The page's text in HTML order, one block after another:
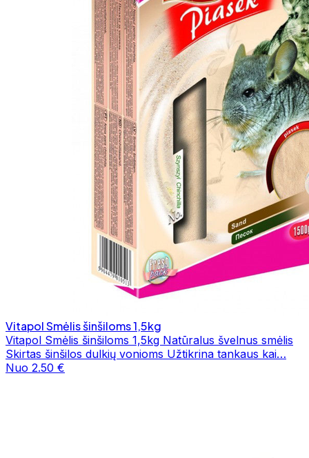
Vitapol Smėlis šinšiloms 1,5kg
Vitapol Smėlis šinšiloms 1,5kg Natūralus švelnus smėlis
Skirtas šinšilos dulkių vonioms Užtikrina tankaus kai…
Nuo 2.50 €